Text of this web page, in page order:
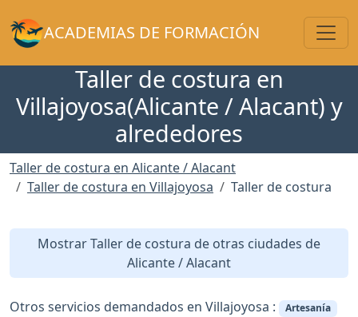
ACADEMIAS DE FORMACIÓN
Taller de costura en
Villajoyosa(Alicante / Alacant) y
alrededores
Taller de costura en Alicante / Alacant
Taller de costura en Villajoyosa
Taller de costura
Mostrar Taller de costura de otras ciudades de
Alicante / Alacant
Otros servicios demandados en Villajoyosa :
Artesanía